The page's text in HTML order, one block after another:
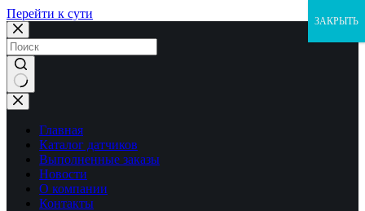
Перейти к сути
Ничего
не
найденоГлавная
Каталог датчиков
Выполненные заказы
Новости
О компании
Контакты
ЗАКРЫТЬ